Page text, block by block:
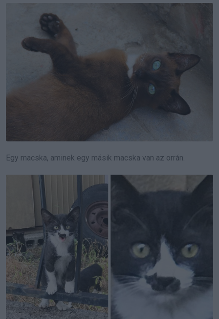
Egy macska, aminek egy másik macska van az orrán.